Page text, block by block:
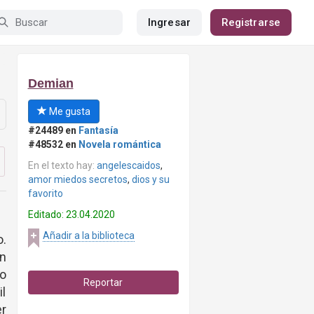
Ingresar Registrarse
Demian
Me gusta
#24489 en Fantasía
#48532 en Novela romántica
En el texto hay: angelescaidos,
amor miedos secretos, dios y su
favorito
Editado: 23.04.2020
Añadir a la biblioteca
Reportar